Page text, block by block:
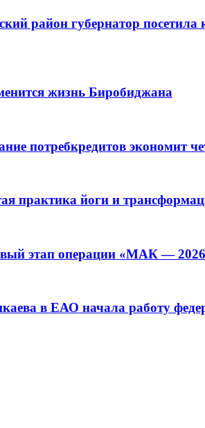
район губернатор
жизнь Биробиджана
потребкредитов экономит
практика йоги и
этап операции «МАК —
в ЕАО начала работу